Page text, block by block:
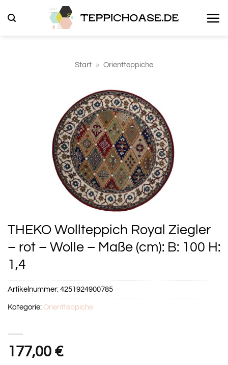
Inhalt
Start » Orientteppiche
THEKO Wollteppich Royal Ziegler
– rot – Wolle – Maße (cm): B: 100 H:
1,4
177,00 €
Artikelnummer:4251924900785
Kategorie:Orientteppiche